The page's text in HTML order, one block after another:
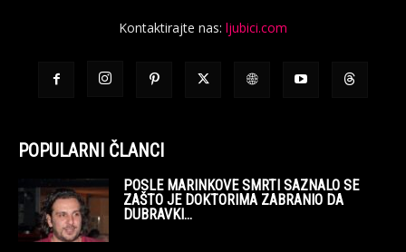
Kontaktirajte nas: ljubici.com
POPULARNI ČLANCI
POSLE MARINKOVE SMRTI SAZNALO SE
ZAŠTO JE DOKTORIMA ZABRANIO DA
DUBRAVKI...